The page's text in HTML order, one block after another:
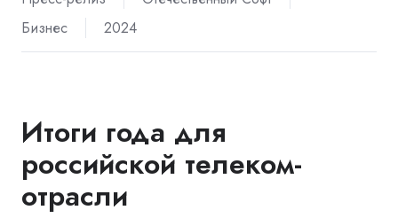
Бизнес
2024
Итоги года для
российской телеком-
отрасли